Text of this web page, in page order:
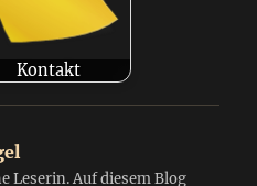
Kontakt
Leserin. Auf diesem Blog